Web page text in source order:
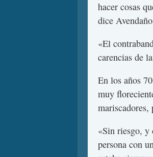
hacer cosas
dice
«El
carencias de
En los años
muy
mariscadores,
«Sin riesgo, y
persona con